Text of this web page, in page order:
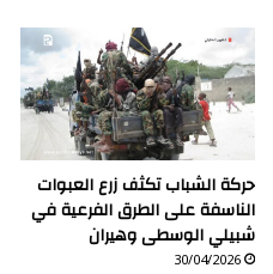
حركة الشباب تكثف زرع العبوات
الناسفة على الطرق الفرعية في
شبيلي الوسطى وهيران
30/04/2026